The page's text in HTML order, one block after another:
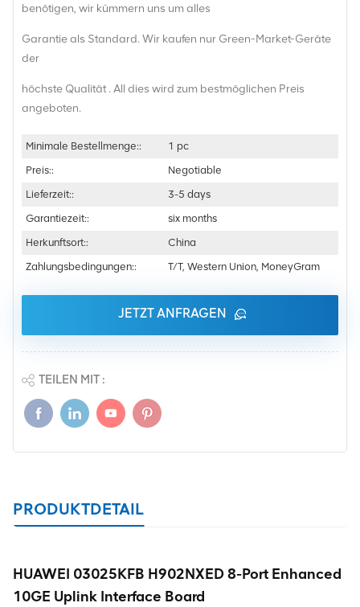
benötigen, wir kümmern uns um alles
Garantie als Standard. Wir kaufen nur Green-Market-Geräte
der
höchste Qualität . All dies wird zum bestmöglichen Preis
angeboten.
Minimale Bestellmenge::
1 pc
Preis::
Negotiable
Lieferzeit::
3-5 days
Garantiezeit::
six months
Herkunftsort::
China
Zahlungsbedingungen::
T/T, Western Union, MoneyGram
JETZT ANFRAGEN
TEILEN MIT :
PRODUKTDETAIL
HUAWEI 03025KFB H902NXED 8-Port Enhanced
10GE Uplink Interface Board